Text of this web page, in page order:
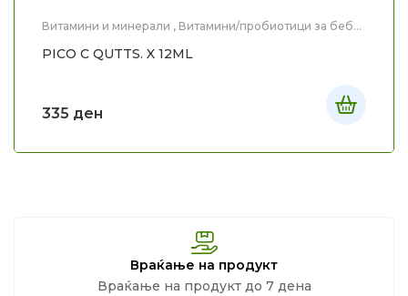
Витамини и минерали , Витамини/пробиотици за бебе
PICO C QUTTS. X 12ML
335 ден
Враќање на продукт
Враќање на продукт до 7 дена